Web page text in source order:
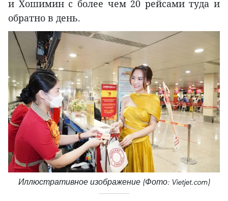
и Хошимин с более чем 20 рейсами туда и
обратно в день.
Иллюстративное изображение (Фото: Vietjet.com)